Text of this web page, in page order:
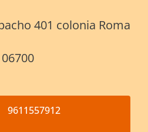
401 colonia Roma
9611557912